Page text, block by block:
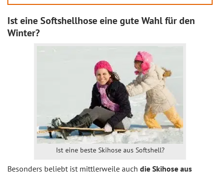
Ist eine Softshellhose eine gute Wahl für den
Winter?
Ist eine beste Skihose aus Softshell?
Besonders beliebt ist mittlerweile auch die Skihose aus